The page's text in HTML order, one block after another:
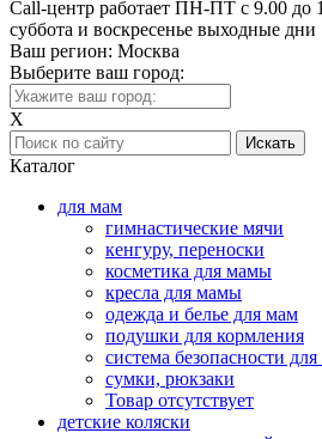
Call-центр работает ПН-ПТ с 9.00 до
суббота и воскресенье выходные дни
Ваш регион: Москва
Выберите ваш город:
X
Каталог
для мам
гимнастические мячи
кенгуру, переноски
косметика для мамы
кресла для мамы
одежда и белье для мам
подушки для кормления
система безопасности для
сумки, рюкзаки
Товар отсутствует
детские коляски